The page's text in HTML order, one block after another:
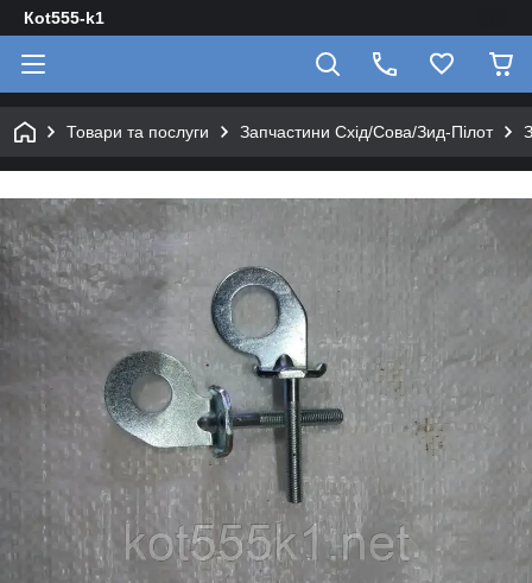
Кot555-k1
Товари та послуги Запчастини Схід/Сова/Зид-Пілот